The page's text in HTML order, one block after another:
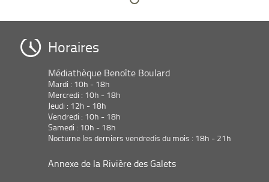
Horaires
Médiathèque Benoîte Boulard
Mardi : 10h - 18h
Mercredi : 10h - 18h
Jeudi : 12h - 18h
Vendredi : 10h - 18h
Samedi : 10h - 18h
Nocturne les derniers vendredis du mois : 18h - 21h
Annexe de la Rivière des Galets